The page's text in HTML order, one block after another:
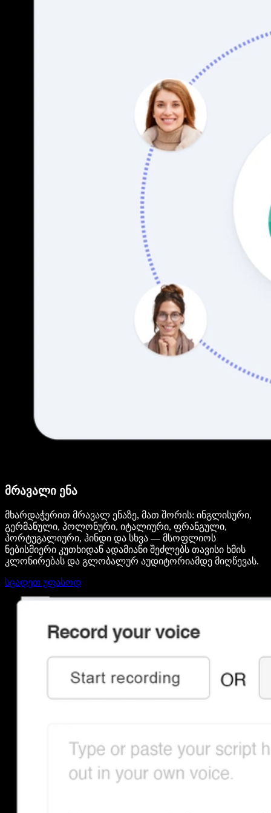
მრავალი ენა
მხარდაჭერით მრავალ ენაზე, მათ შორის: ინგლისური,
გერმანული, პოლონური, იტალიური, ფრანგული,
პორტუგალიური, ჰინდი და სხვა — მსოფლიოს
ნებისმიერი კუთხიდან ადამიანი შეძლებს თავისი ხმის
კლონირებას და გლობალურ აუდიტორიამდე მიღწევას.
სცადეთ უფასოდ